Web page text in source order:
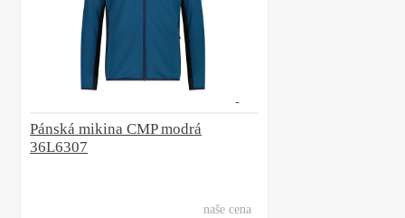
Pánská mikina CMP modrá
36L6307
naše cena